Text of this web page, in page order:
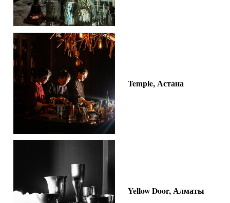
Temple, Астана
Yellow Door, Алматы